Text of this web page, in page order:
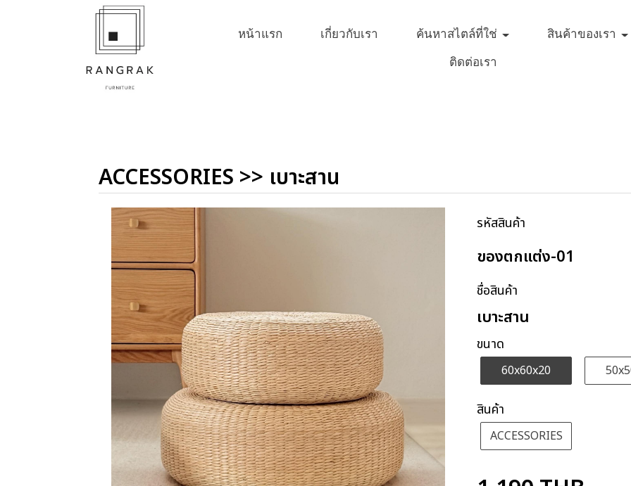
หน้าแรก เกี่ยวกับเรา ค้นหาสไตล์ที่ใช่ สินค้าของเรา
ติดต่อเรา
ACCESSORIES >> เบาะสาน
รหัสสินค้า
ของตกแต่ง-01
ชื่อสินค้า
เบาะสาน
ขนาด
60x60x20
สินค้า
ACCESSORIES